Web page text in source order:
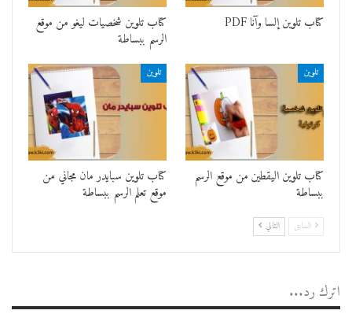
كتاب تلوين إلسا وآنا PDF كتاب تلوين شخصيات ليغو من موقع
الرسم ببساطة
تلوين
كتاب تلوين اليقطين من موقع الرسم
ببساطة
تلوين
كتاب تلوين سبايدر مان مجاني من
موقع تعلم الرسم ببساطة
السابق التالي
اترك رد...